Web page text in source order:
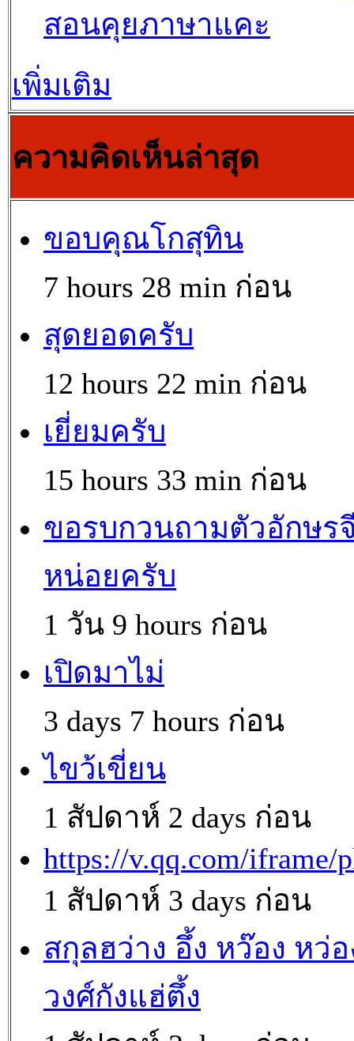
สอนคุยภาษาแคะ
เพิ่มเติม
ความคิดเห็นล่าสุด
ขอบคุณโกสุทิน
7 hours 28 min ก่อน
สุดยอดครับ
12 hours 22 min ก่อน
เยี่ยมครับ
15 hours 33 min ก่อน
ขอรบกวนถามตัวอักษร
หน่อยครับ
1 วัน 9 hours ก่อน
เปิดมาไม่
3 days 7 hours ก่อน
ไขว้เขี่ยน
1 สัปดาห์ 2 days ก่อน
https://v.qq.com/iframe/
1 สัปดาห์ 3 days ก่อน
สกุลฮว่าง อึ้ง หว๊อง หว่อ
วงศ์กังแฮ่ตึ้ง